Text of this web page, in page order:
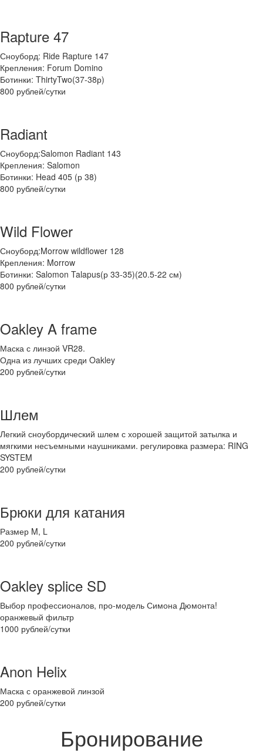
Rapture 47
Сноуборд: Ride Rapture 147
Крепления: Forum Domino
Ботинки: ThirtyTwo(37-38р)
800 рублей/сутки
Radiant
Сноуборд:Salomon Radiant 143
Крепления: Salomon
Ботинки: Head 405 (р 38)
800 рублей/сутки
Wild Flower
Сноуборд:Morrow wildflower 128
Крепления: Morrow
Ботинки: Salomon Talapus(р 33-35)(20.5-22 см)
800 рублей/сутки
Oakley A frame
Маска с линзой VR28.
Одна из лучших среди Oakley
200 рублей/сутки
Шлем
Легкий сноубордический шлем с хорошей защитой затылка и
мягкими несъемными наушниками. регулировка размера: RING
SYSTEM
200 рублей/сутки
Брюки для катания
Размер M, L
200 рублей/сутки
Oakley splice SD
Выбор профессионалов, про-модель Симона Дюмонта!
оранжевый фильтр
1000 рублей/сутки
Anon Helix
Маска с оранжевой линзой
200 рублей/сутки
Бронирование